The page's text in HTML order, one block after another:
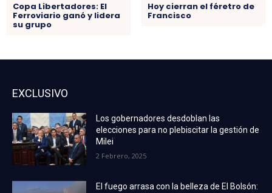
Copa Libertadores: El
Ferroviario ganó y lidera
su grupo
Hoy cierran el féretro de
Francisco
EXCLUSIVO
Los gobernadores desdoblan las
elecciones para no plebiscitar la gestión de
Milei
2 Febrero, 2025
El fuego arrasa con la belleza de El Bolsón: